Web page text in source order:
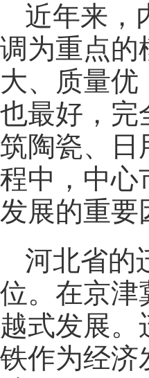
近年来，
调为重点的
大、质量优
也最好，完
筑陶瓷、日
程中，中心
发展的重要
河北省的
位。在京津
越式发展。
铁作为经济